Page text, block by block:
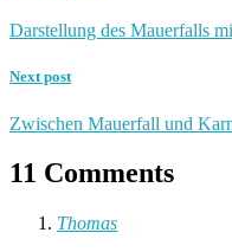
Darstellung des Mauerfalls
Next post
Zwischen Mauerfall und
11 Comments
Thomas